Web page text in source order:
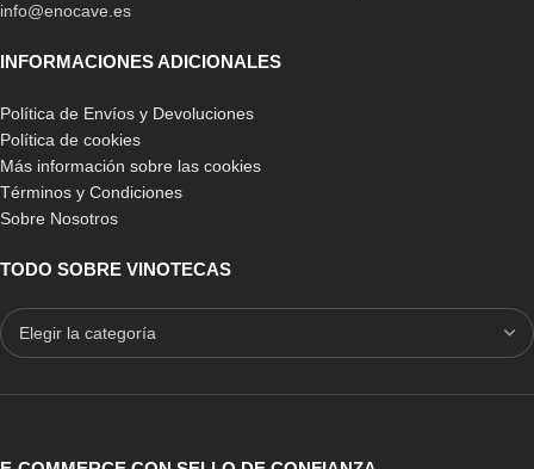
info@enocave.es
INFORMACIONES ADICIONALES
Política de Envíos y Devoluciones
Política de cookies
Más información sobre las cookies
Términos y Condiciones
Sobre Nosotros
TODO SOBRE VINOTECAS